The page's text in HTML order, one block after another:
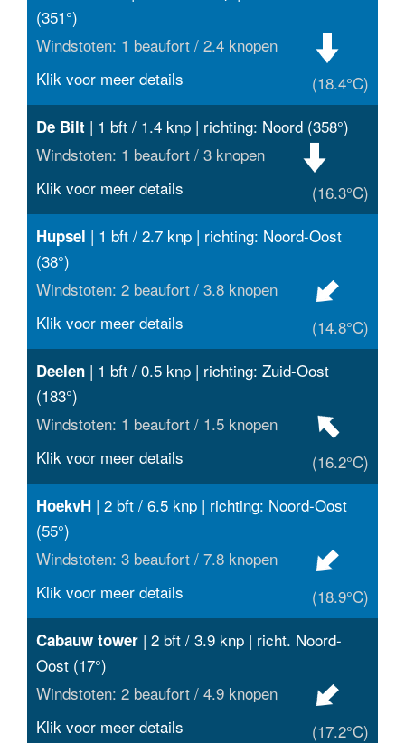
(351°)
Windstoten: 1 beaufort / 2.4 knopen
(18.4°C)
Klik voor meer details
De Bilt | 1 bft / 1.4 knp | richting: Noord (358°)
Windstoten: 1 beaufort / 3 knopen
(16.3°C)
Klik voor meer details
Hupsel | 1 bft / 2.7 knp | richting: Noord-Oost
(38°)
Windstoten: 2 beaufort / 3.8 knopen
(14.8°C)
Klik voor meer details
Deelen | 1 bft / 0.5 knp | richting: Zuid-Oost
(183°)
Windstoten: 1 beaufort / 1.5 knopen
(16.2°C)
Klik voor meer details
HoekvH | 2 bft / 6.5 knp | richting: Noord-Oost
(55°)
Windstoten: 3 beaufort / 7.8 knopen
(18.9°C)
Klik voor meer details
Cabauw tower | 2 bft / 3.9 knp | richt. Noord-
Oost (17°)
Windstoten: 2 beaufort / 4.9 knopen
(17.2°C)
Klik voor meer details